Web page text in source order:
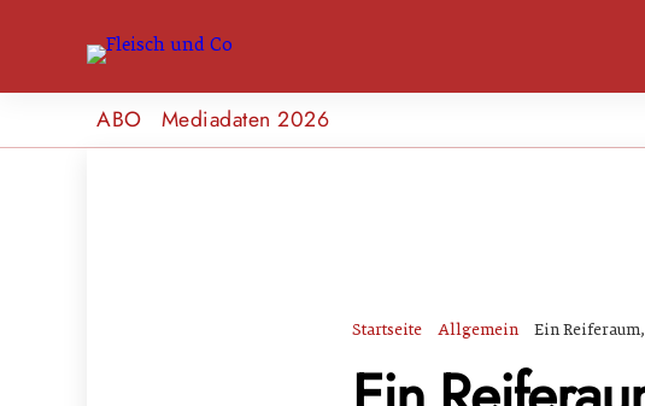
ABO Mediadaten 2026
Startseite Allgemein Ein